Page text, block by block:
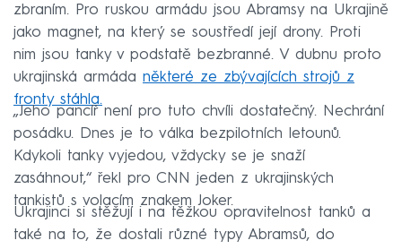
zbraním. Pro ruskou armádu jsou Abramsy na Ukrajině
jako magnet, na který se soustředí její drony. Proti
nim jsou tanky v podstatě bezbranné. V dubnu proto
ukrajinská armáda některé ze zbývajících strojů z
fronty stáhla.
„Jeho pancíř není pro tuto chvíli dostatečný. Nechrání
posádku. Dnes je to válka bezpilotních letounů.
Kdykoli tanky vyjedou, vždycky se je snaží
zasáhnout,“ řekl pro CNN jeden z ukrajinských
tankistů s volacím znakem Joker.
Ukrajinci si stěžují i na těžkou opravitelnost tanků a
také na to, že dostali různé typy Abramsů, do